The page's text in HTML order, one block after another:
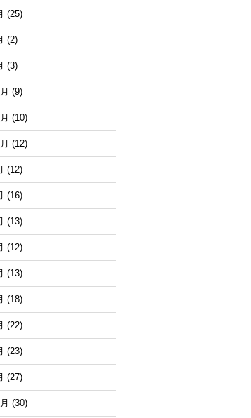
(25)
(2)
(3)
(9)
(10)
(12)
(12)
(16)
(13)
(12)
(13)
(18)
(22)
(23)
(27)
(30)